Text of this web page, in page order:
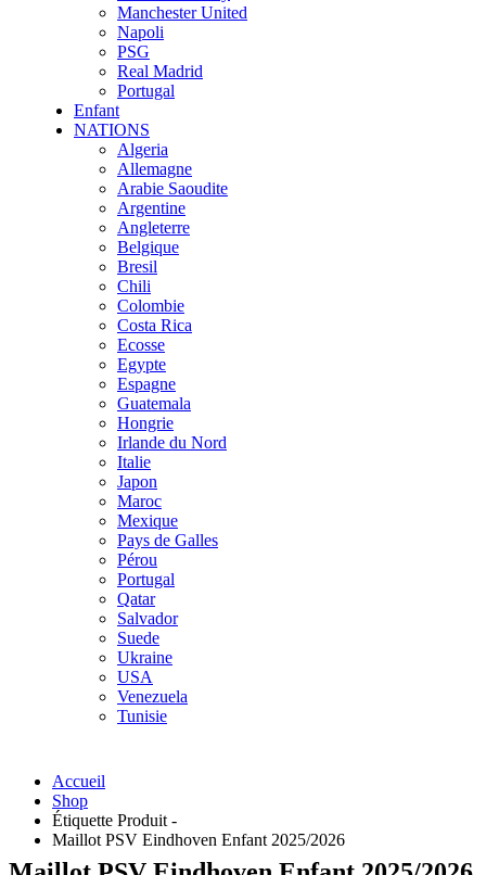
Manchester United
Napoli
PSG
Real Madrid
Portugal
Enfant
NATIONS
Algeria
Allemagne
Arabie Saoudite
Argentine
Angleterre
Belgique
Bresil
Chili
Colombie
Costa Rica
Ecosse
Egypte
Espagne
Guatemala
Hongrie
Irlande du Nord
Italie
Japon
Maroc
Mexique
Pays de Galles
Pérou
Portugal
Qatar
Salvador
Suede
Ukraine
USA
Venezuela
Tunisie
Accueil
Shop
Étiquette Produit -
Maillot PSV Eindhoven Enfant 2025/2026